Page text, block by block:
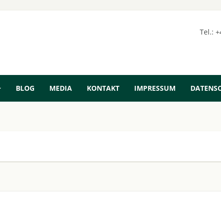
Tel.:
BLOG MEDIA KONTAKT IMPRESSUM